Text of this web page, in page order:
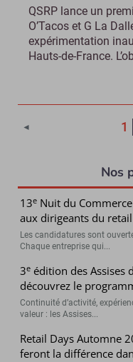
QSRP lance un
O’Tacos et G La
expérimentation
Hauts-de-France.
◄ 1
Nos
13e Nuit du
aux dirigeants du
Les candidatures sont
Chaque entreprise qui...
3e édition des Assises
découvrez le
Continuité d’activité,
valeur : les Assises...
Retail Days Automne
feront la différence